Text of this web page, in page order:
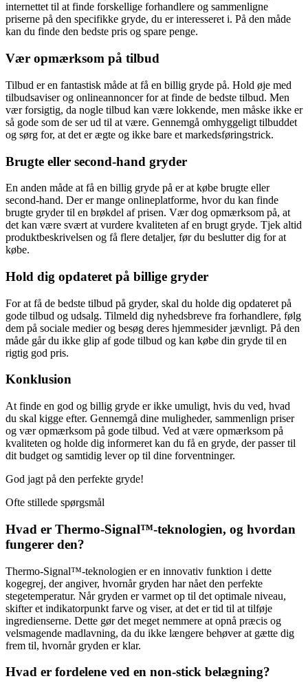
internettet til at finde forskellige forhandlere og sammenligne
priserne på den specifikke gryde, du er interesseret i. På den måde
kan du finde den bedste pris og spare penge.
Vær opmærksom på tilbud
Tilbud er en fantastisk måde at få en billig gryde på. Hold øje med
tilbudsaviser og onlineannoncer for at finde de bedste tilbud. Men
vær forsigtig, da nogle tilbud kan være lokkende, men måske ikke er
så gode som de ser ud til at være. Gennemgå omhyggeligt tilbuddet
og sørg for, at det er ægte og ikke bare et markedsføringstrick.
Brugte eller second-hand gryder
En anden måde at få en billig gryde på er at købe brugte eller
second-hand. Der er mange onlineplatforme, hvor du kan finde
brugte gryder til en brøkdel af prisen. Vær dog opmærksom på, at
det kan være svært at vurdere kvaliteten af en brugt gryde. Tjek altid
produktbeskrivelsen og få flere detaljer, før du beslutter dig for at
købe.
Hold dig opdateret på billige gryder
For at få de bedste tilbud på gryder, skal du holde dig opdateret på
gode tilbud og udsalg. Tilmeld dig nyhedsbreve fra forhandlere, følg
dem på sociale medier og besøg deres hjemmesider jævnligt. På den
måde går du ikke glip af gode tilbud og kan købe din gryde til en
rigtig god pris.
Konklusion
At finde en god og billig gryde er ikke umuligt, hvis du ved, hvad
du skal kigge efter. Gennemgå dine muligheder, sammenlign priser
og vær opmærksom på gode tilbud. Ved at være opmærksom på
kvaliteten og holde dig informeret kan du få en gryde, der passer til
dit budget og samtidig lever op til dine forventninger.
God jagt på den perfekte gryde!
Ofte stillede spørgsmål
Hvad er Thermo-Signal™-teknologien, og hvordan
fungerer den?
Thermo-Signal™-teknologien er en innovativ funktion i dette
kogegrej, der angiver, hvornår gryden har nået den perfekte
stegetemperatur. Når gryden er varmet op til det optimale niveau,
skifter et indikatorpunkt farve og viser, at det er tid til at tilføje
ingredienserne. Dette gør det meget nemmere at opnå præcis og
velsmagende madlavning, da du ikke længere behøver at gætte dig
frem til, hvornår gryden er klar.
Hvad er fordelene ved en non-stick belægning?